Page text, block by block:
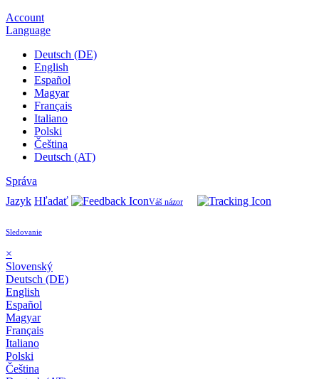
Account
Language
Deutsch (DE)
English
Español
Magyar
Français
Italiano
Polski
Čeština
Deutsch (AT)
Správa
Jazyk Hľadať Váš názor
Sledovanie
×
Slovenský
Deutsch (DE)
English
Español
Magyar
Français
Italiano
Polski
Čeština